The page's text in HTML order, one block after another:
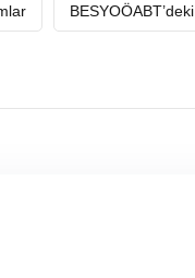
BESYOÖABT’deki